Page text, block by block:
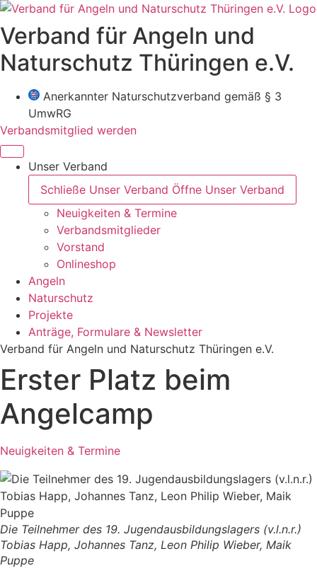
Zum
Inhalt
wechseln
Verband für Angeln und
Naturschutz Thüringen e.V.
Anerkannter Naturschutzverband gemäß § 3
UmwRG
Verbandsmitglied werden
Unser Verband
Schließe Unser Verband Öffne Unser Verband
Neuigkeiten & Termine
Verbandsmitglieder
Vorstand
Onlineshop
Angeln
Naturschutz
Projekte
Anträge, Formulare & Newsletter
Verband für Angeln und Naturschutz Thüringen e.V.
Erster Platz beim
Angelcamp
Neuigkeiten & Termine
Die Teilnehmer des 19. Jugendausbildungslagers (v.l.n.r.)
Tobias Happ, Johannes Tanz, Leon Philip Wieber, Maik
Puppe